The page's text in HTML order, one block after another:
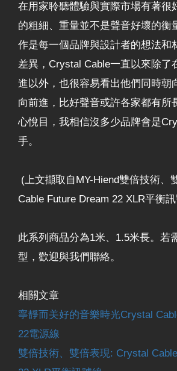
在用家聆聽體驗與實際市場有著很
的粗細、重量並不是聲音好壞的衡
作是每一個品牌與設計者的想法和
差異，Crystal Cable一直以來除了
進以外，也很容易看出他們同時朝
向前進，比好聲音或許各家都有所
心悅目，我相信沒多少品牌會是
手。
(上文擷取自MY-Hiend雙倍技術、
Cable Future Dream 22 XLR平衡訊
此系列商品分為1米、1.5米長。若
型，歡迎與我們聯絡。
相關文章
寧靜而美好的音樂時光Crystal
22電源線
雙倍技術、雙倍表現: Crystal